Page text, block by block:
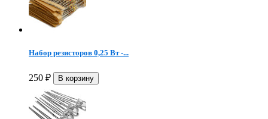
Набор резисторов 0,25 Вт -...
250 ₽